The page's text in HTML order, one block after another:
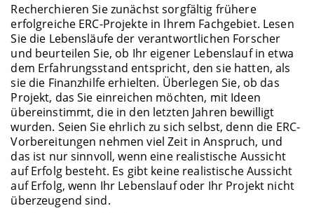
Recherchieren Sie zunächst sorgfältig frühere
erfolgreiche ERC-Projekte in Ihrem Fachgebiet. Lesen
Sie die Lebensläufe der verantwortlichen Forscher
und beurteilen Sie, ob Ihr eigener Lebenslauf in etwa
dem Erfahrungsstand entspricht, den sie hatten, als
sie die Finanzhilfe erhielten. Überlegen Sie, ob das
Projekt, das Sie einreichen möchten, mit Ideen
übereinstimmt, die in den letzten Jahren bewilligt
wurden. Seien Sie ehrlich zu sich selbst, denn die ERC-
Vorbereitungen nehmen viel Zeit in Anspruch, und
das ist nur sinnvoll, wenn eine realistische Aussicht
auf Erfolg besteht. Es gibt keine realistische Aussicht
auf Erfolg, wenn Ihr Lebenslauf oder Ihr Projekt nicht
überzeugend sind.